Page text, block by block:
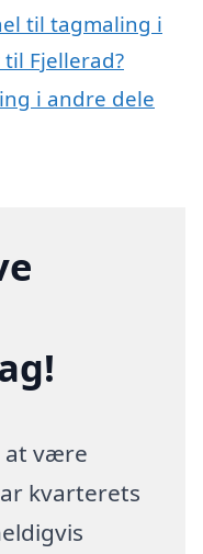
til tagmaling i
Fjellerad?
i andre dele
at være
kvarterets